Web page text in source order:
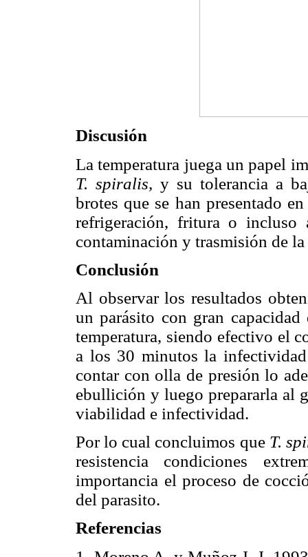
Discusión
La temperatura juega un papel
T. spiralis, y su tolerancia a
brotes que se han presentado
refrigeración, fritura o
contaminación y trasmisión de
Conclusión
Al observar los resultados
un parásito con gran
temperatura, siendo efectivo el
a los 30 minutos la
contar con olla de presión lo
ebullición y luego prepararla al
viabilidad e infectividad.
Por lo cual concluimos que T.
resistencia condiciones
importancia el proceso de
del parasito.
Referencias